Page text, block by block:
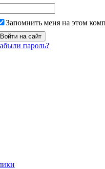
Запомнить меня на этом
пароль?